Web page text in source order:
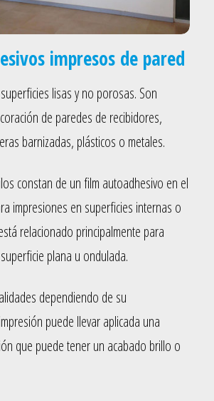
impresos de pared
lisas y no porosas. Son
de paredes de recibidores,
barnizadas, plásticos o metales.
constan de un film autoadhesivo en el
impresiones en superficies internas o
relacionado principalmente para
plana u ondulada.
dependiendo de su
puede llevar aplicada una
que puede tener un acabado brillo o